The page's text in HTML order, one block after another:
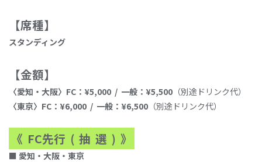
【席種】
スタンディング
【⾦額】
〈愛知‧⼤阪〉 FC ： ¥5,000 / ⼀般： ¥5,500 （別途ドリンク代）
〈東京〉 FC ： ¥6,000 / ⼀般： ¥6,500 （別途ドリンク代）
《 FC先行 ( 抽 選 ) 》
■ 愛知‧⼤阪 ‧ 東京